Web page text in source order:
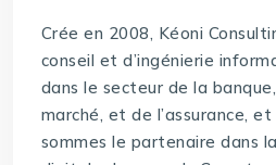
Crée en 2008, Kéoni
conseil et d’ingénierie
dans le secteur de la
marché, et de l’assurance, et
sommes le partenaire dans